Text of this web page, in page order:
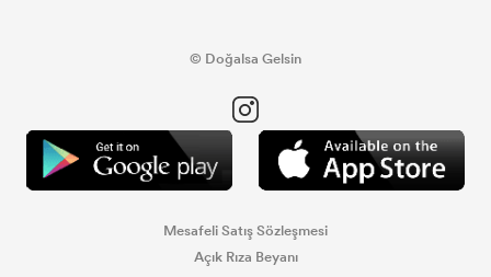
© Doğalsa Gelsin
Mesafeli Satış Sözleşmesi
Açık Rıza Beyanı